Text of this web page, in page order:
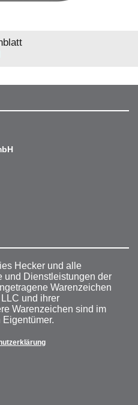
Hecker und alle
und Dienstleistungen der
Warenzeichen
und ihrer
Warenzeichen sind im